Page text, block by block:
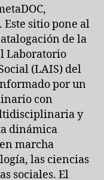
sitio pone al
de la
Laboratorio
(LAIS) del
por un
con
y
dinámica
marcha
las ciencias
sociales. El